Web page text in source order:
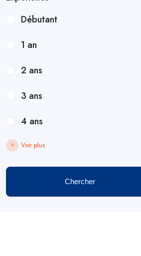
Débutant
1 an
2 ans
3 ans
4 ans
Voir plus
Chercher